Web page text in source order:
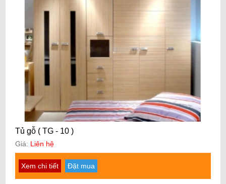
Tủ gỗ ( TG - 10 )
Giá: Liên hệ
Xem chi tiết Đặt mua